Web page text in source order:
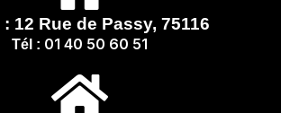
12 Rue de Passy, 75116
Tél : 01 40 50 60 51